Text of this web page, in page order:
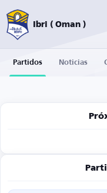
Ibri ( Oman )
Partidos Noticias